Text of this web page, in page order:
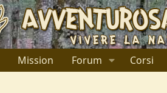
Mission Forum Corsi